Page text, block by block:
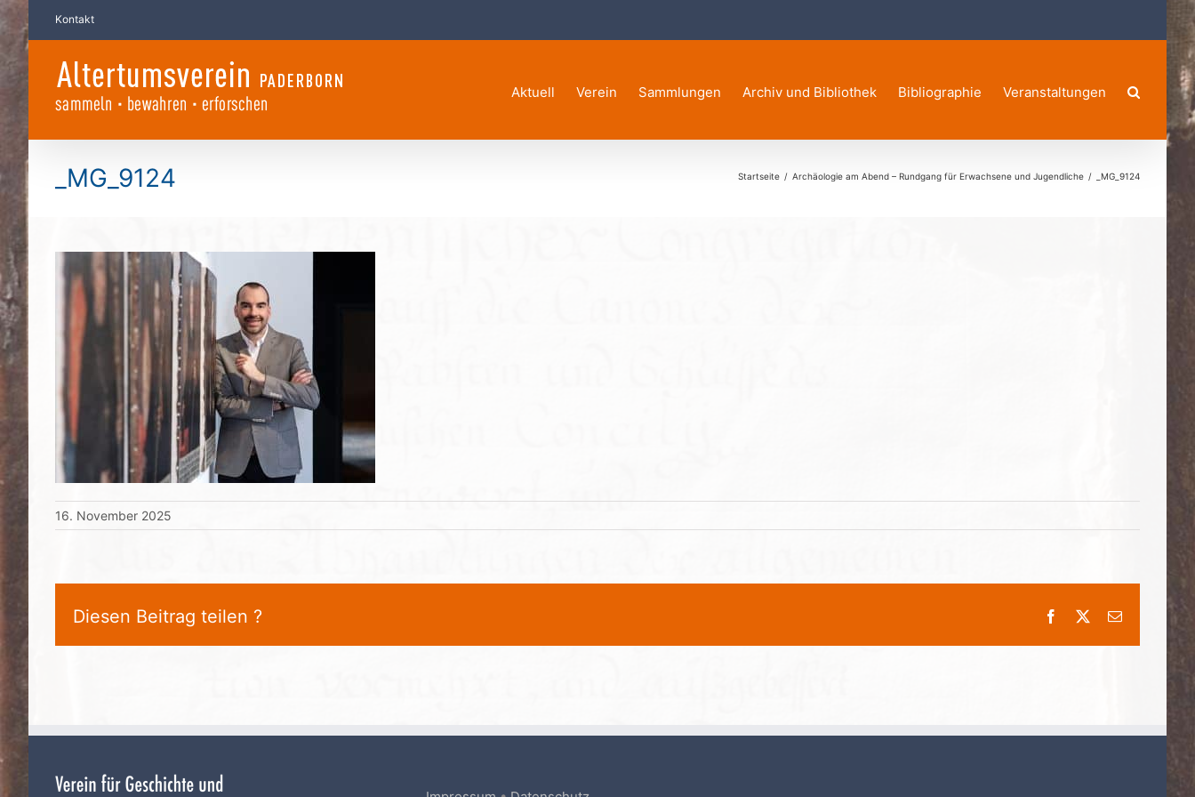
Zum
Inhalt
springen
Kontakt
Aktuell Verein Sammlungen Archiv und Bibliothek Bibliographie Veranstaltungen
_MG_9124 Startseite Archäologie am Abend – Rundgang für Erwachsene und Jugendliche _MG_9124
16. November 2025
Diesen Beitrag teilen ? Facebook
E-